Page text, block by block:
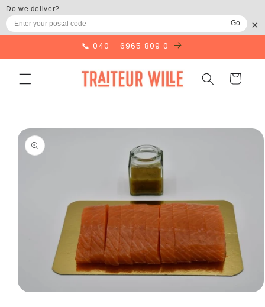
zum
Inhalt
Do we deliver?
Go
×
📞 040 - 6965 809 0